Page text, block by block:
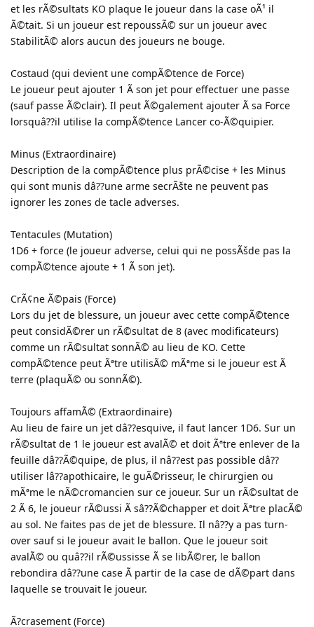
et les rÃ©sultats KO plaque le joueur dans la case oÃ¹ il
Ã©tait. Si un joueur est repoussÃ© sur un joueur avec
StabilitÃ© alors aucun des joueurs ne bouge.
Costaud (qui devient une compÃ©tence de Force)
Le joueur peut ajouter 1 Ã son jet pour effectuer une passe
(sauf passe Ã©clair). Il peut Ã©galement ajouter Ã sa Force
lorsquâ??il utilise la compÃ©tence Lancer co-Ã©quipier.
Minus (Extraordinaire)
Description de la compÃ©tence plus prÃ©cise + les Minus
qui sont munis dâ??une arme secrÃšte ne peuvent pas
ignorer les zones de tacle adverses.
Tentacules (Mutation)
1D6 + force (le joueur adverse, celui qui ne possÃšde pas la
compÃ©tence ajoute + 1 Ã son jet).
CrÃ¢ne Ã©pais (Force)
Lors du jet de blessure, un joueur avec cette compÃ©tence
peut considÃ©rer un rÃ©sultat de 8 (avec modificateurs)
comme un rÃ©sultat sonnÃ© au lieu de KO. Cette
compÃ©tence peut Ãªtre utilisÃ© mÃªme si le joueur est Ã
terre (plaquÃ© ou sonnÃ©).
Toujours affamÃ© (Extraordinaire)
Au lieu de faire un jet dâ??esquive, il faut lancer 1D6. Sur un
rÃ©sultat de 1 le joueur est avalÃ© et doit Ãªtre enlever de la
feuille dâ??Ã©quipe, de plus, il nâ??est pas possible dâ??
utiliser lâ??apothicaire, le guÃ©risseur, le chirurgien ou
mÃªme le nÃ©cromancien sur ce joueur. Sur un rÃ©sultat de
2 Ã 6, le joueur rÃ©ussi Ã sâ??Ã©chapper et doit Ãªtre placÃ©
au sol. Ne faites pas de jet de blessure. Il nâ??y a pas turn-
over sauf si le joueur avait le ballon. Que le joueur soit
avalÃ© ou quâ??il rÃ©ussisse Ã se libÃ©rer, le ballon
rebondira dâ??une case Ã partir de la case de dÃ©part dans
laquelle se trouvait le joueur.
Ã?crasement (Force)